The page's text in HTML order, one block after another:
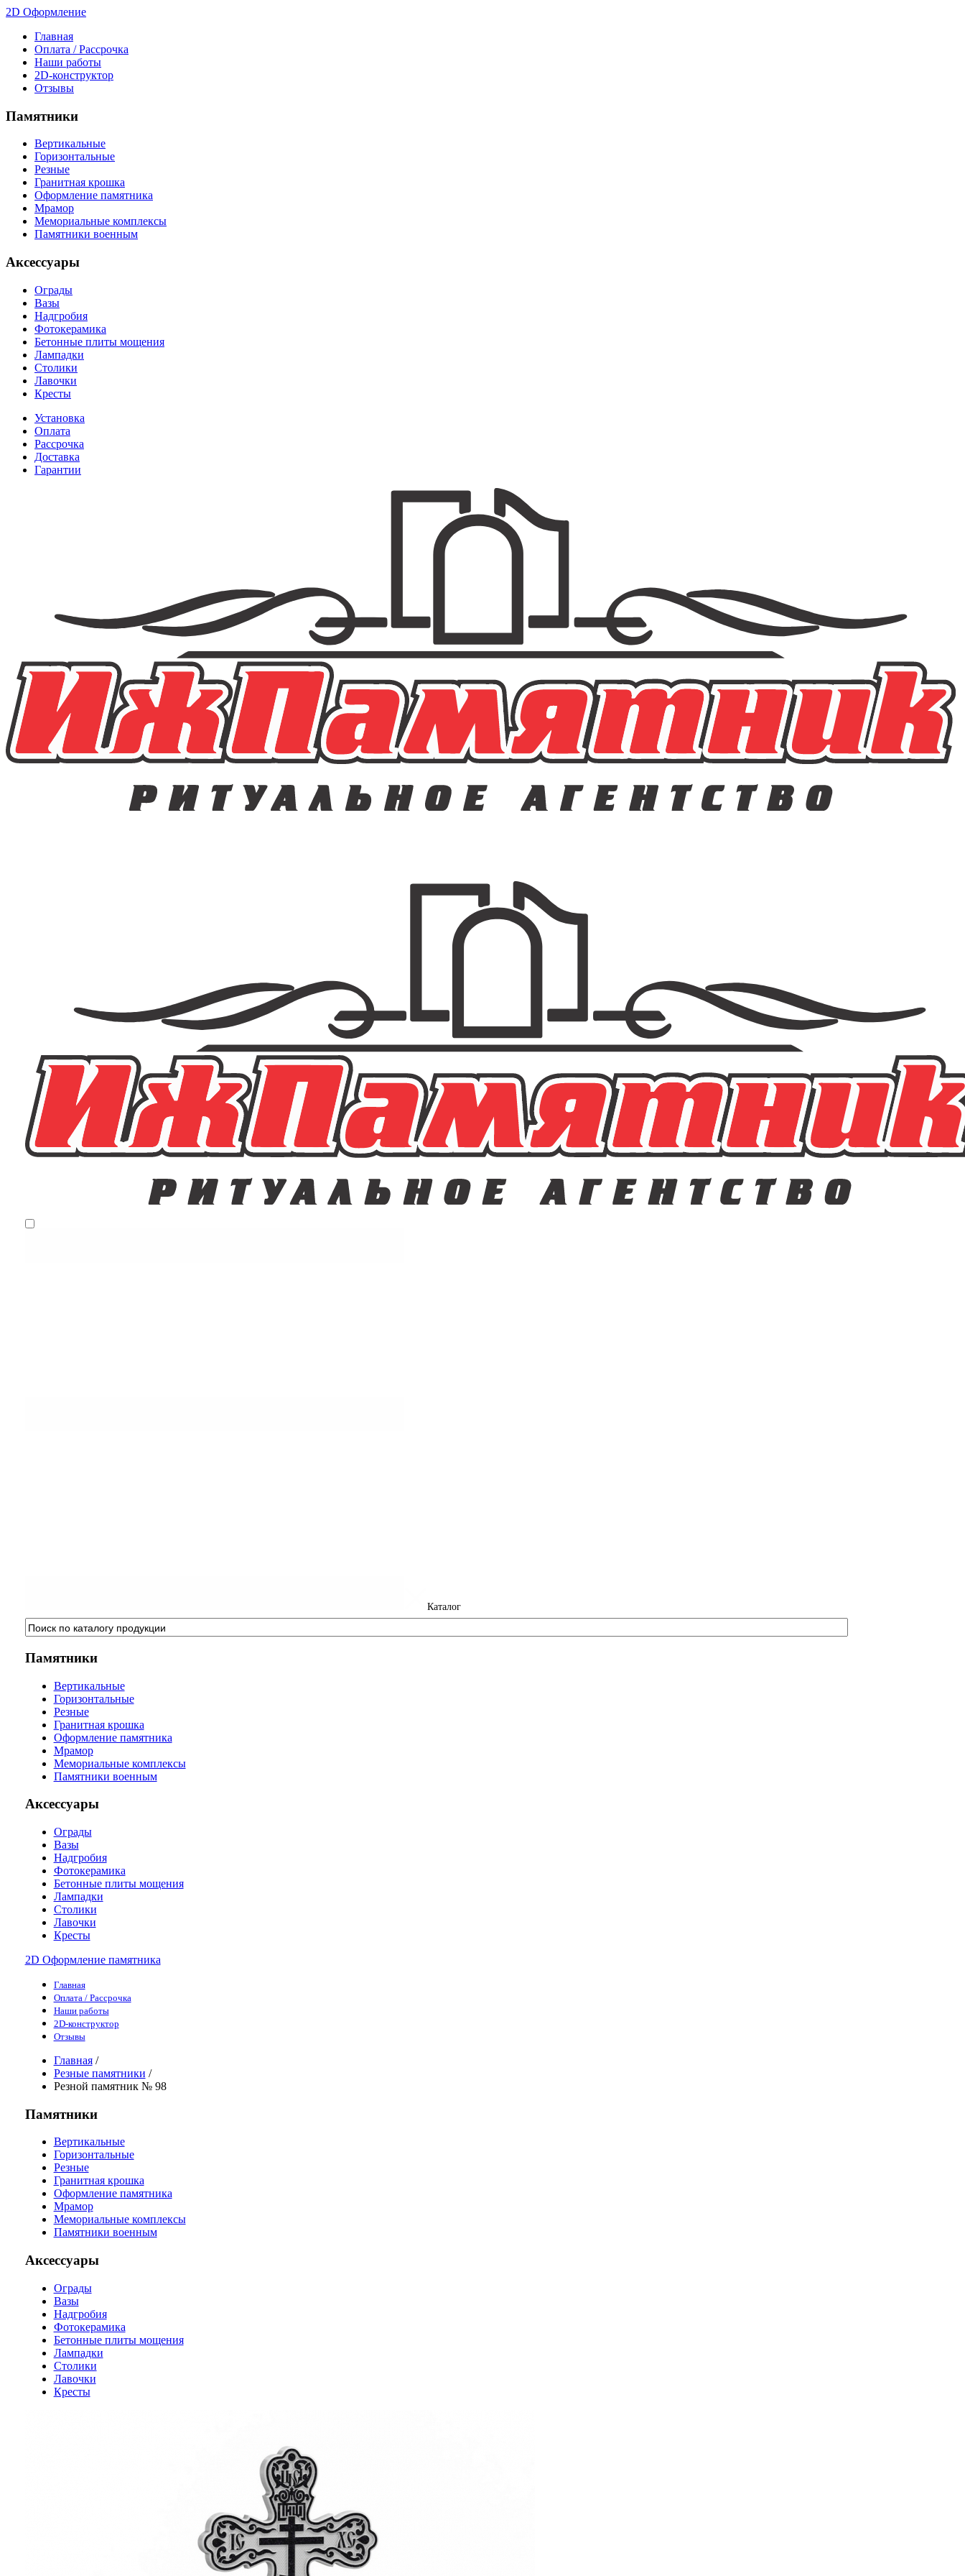
2D Оформление
Главная
Оплата / Рассрочка
Наши работы
2D-конструктор
Отзывы
Памятники
Вертикальные
Горизонтальные
Резные
Гранитная крошка
Оформление памятника
Мрамор
Мемориальные комплексы
Памятники военным
Аксессуары
Ограды
Вазы
Надгробия
Фотокерамика
Бетонные плиты мощения
Лампадки
Столики
Лавочки
Кресты
Установка
Оплата
Рассрочка
Доставка
Гарантии
Каталог
Памятники
Вертикальные
Горизонтальные
Резные
Гранитная крошка
Оформление памятника
Мрамор
Мемориальные комплексы
Памятники военным
Аксессуары
Ограды
Вазы
Надгробия
Фотокерамика
Бетонные плиты мощения
Лампадки
Столики
Лавочки
Кресты
2D Оформление памятника
Главная
Оплата / Рассрочка
Наши работы
2D-конструктор
Отзывы
Главная /
Резные памятники /
Резной памятник № 98
Памятники
Вертикальные
Горизонтальные
Резные
Гранитная крошка
Оформление памятника
Мрамор
Мемориальные комплексы
Памятники военным
Аксессуары
Ограды
Вазы
Надгробия
Фотокерамика
Бетонные плиты мощения
Лампадки
Столики
Лавочки
Кресты